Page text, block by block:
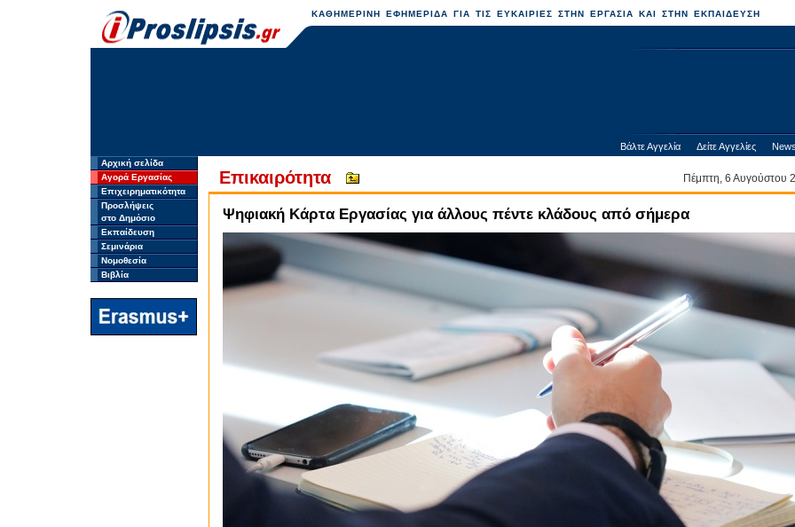
ΚΑΘΗΜΕΡΙΝΗ ΕΦΗΜΕΡΙΔΑ ΓΙΑ ΤΙΣ ΕΥΚΑΙΡΙΕΣ ΣΤΗΝ ΕΡΓΑΣΙΑ ΚΑΙ ΣΤΗΝ ΕΚΠΑΙΔΕΥΣΗ
Βάλτε Αγγελία Δείτε Αγγελίες
Αρχική σελίδα
Αγορά Εργασίας
Επιχειρηματικότητα
Προσλήψεις
στο Δημόσιο
Εκπαίδευση
Σεμινάρια
Νομοθεσία
Βιβλία
Επικαιρότητα Πέμπτη, 6
Ψηφιακή Κάρτα Εργασίας για άλλους πέντε κλάδους από σήμερα